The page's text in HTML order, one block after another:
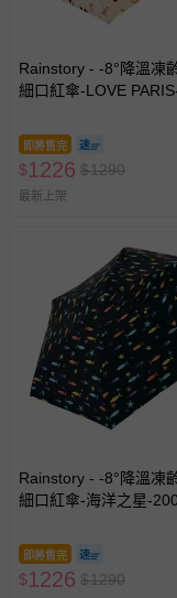
情形，您可申請
式、折價券與購
問，你可詳見：
助取消退款事宜。
商品如因「價格
會主動以簡訊及
Rainstory - -8°降溫凍
細口紅傘-LOVE
即將售完
$1226 $1290
最新上架
Rainstory - -8°降溫凍
細口紅傘-海洋之星-
即將售完
$1226 $1290